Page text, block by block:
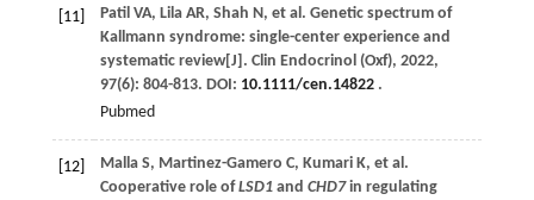
[11] Patil VA, Lila AR, Shah N, et al . Genetic spectrum of
Kallmann syndrome: single-center experience and
systematic review[J]. Clin Endocrinol (Oxf), 2022,
97(6): 804-813. DOI: 10.1111/cen.14822.
Pubmed
[12] Malla S, Martinez-Gamero C, Kumari K, et al .
Cooperative role ofLSD1and CHD7in regulating